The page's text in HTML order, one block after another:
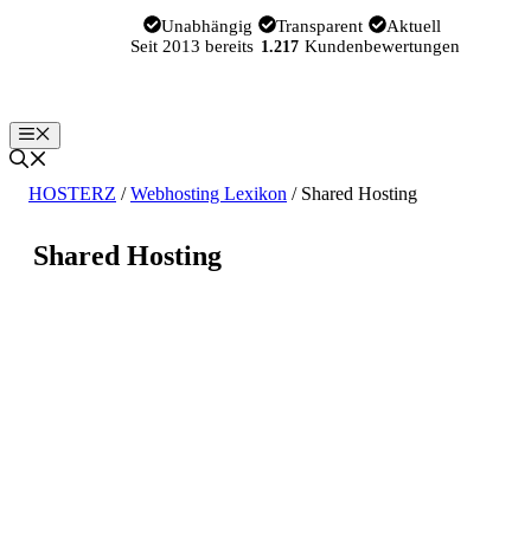
Unabhängig Transparent
Aktuell
Seit 2013 bereits 1.217 Kundenbewertungen
Menü
HOSTERZ /Webhosting Lexikon / Shared Hosting
Shared Hosting